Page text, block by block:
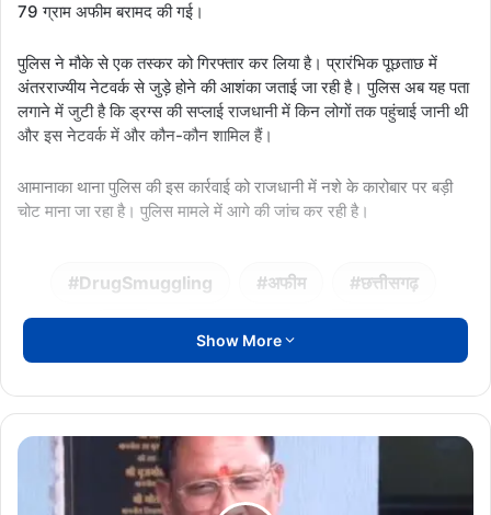
79 ग्राम अफीम बरामद की गई।
पुलिस ने मौके से एक तस्कर को गिरफ्तार कर लिया है। प्रारंभिक पूछताछ में
अंतरराज्यीय नेटवर्क से जुड़े होने की आशंका जताई जा रही है। पुलिस अब यह पता
लगाने में जुटी है कि ड्रग्स की सप्लाई राजधानी में किन लोगों तक पहुंचाई जानी थी
और इस नेटवर्क में और कौन-कौन शामिल हैं।
आमानाका थाना पुलिस की इस कार्रवाई को राजधानी में नशे के कारोबार पर बड़ी
चोट माना जा रहा है। पुलिस मामले में आगे की जांच कर रही है।
DrugSmuggling अफीम छत्तीसगढ़
ड्रग्स_तस्करी
Show More
बिहार